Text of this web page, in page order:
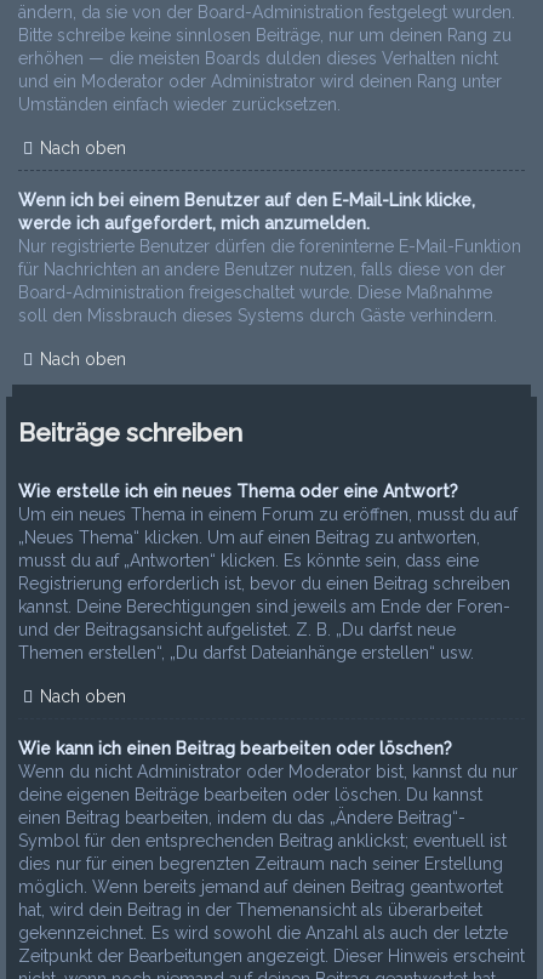
ändern, da sie von der Board-Administration festgelegt wurden.
Bitte schreibe keine sinnlosen Beiträge, nur um deinen Rang zu
erhöhen — die meisten Boards dulden dieses Verhalten nicht
und ein Moderator oder Administrator wird deinen Rang unter
Umständen einfach wieder zurücksetzen.
Nach oben
Wenn ich bei einem Benutzer auf den E-Mail-Link klicke,
werde ich aufgefordert, mich anzumelden.
Nur registrierte Benutzer dürfen die foreninterne E-Mail-Funktion
für Nachrichten an andere Benutzer nutzen, falls diese von der
Board-Administration freigeschaltet wurde. Diese Maßnahme
soll den Missbrauch dieses Systems durch Gäste verhindern.
Nach oben
Beiträge schreiben
Wie erstelle ich ein neues Thema oder eine Antwort?
Um ein neues Thema in einem Forum zu eröffnen, musst du auf
„Neues Thema“ klicken. Um auf einen Beitrag zu antworten,
musst du auf „Antworten“ klicken. Es könnte sein, dass eine
Registrierung erforderlich ist, bevor du einen Beitrag schreiben
kannst. Deine Berechtigungen sind jeweils am Ende der Foren-
und der Beitragsansicht aufgelistet. Z. B. „Du darfst neue
Themen erstellen“, „Du darfst Dateianhänge erstellen“ usw.
Nach oben
Wie kann ich einen Beitrag bearbeiten oder löschen?
Wenn du nicht Administrator oder Moderator bist, kannst du nur
deine eigenen Beiträge bearbeiten oder löschen. Du kannst
einen Beitrag bearbeiten, indem du das „Ändere Beitrag“-
Symbol für den entsprechenden Beitrag anklickst; eventuell ist
dies nur für einen begrenzten Zeitraum nach seiner Erstellung
möglich. Wenn bereits jemand auf deinen Beitrag geantwortet
hat, wird dein Beitrag in der Themenansicht als überarbeitet
gekennzeichnet. Es wird sowohl die Anzahl als auch der letzte
Zeitpunkt der Bearbeitungen angezeigt. Dieser Hinweis erscheint